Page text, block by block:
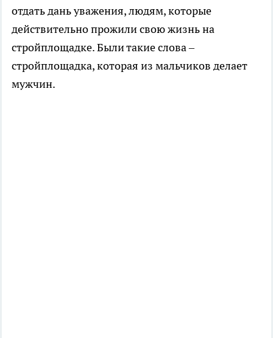
отдать дань уважения, людям, которые
действительно прожили свою жизнь на
стройплощадке. Были такие слова –
стройплощадка, которая из мальчиков делает
мужчин.